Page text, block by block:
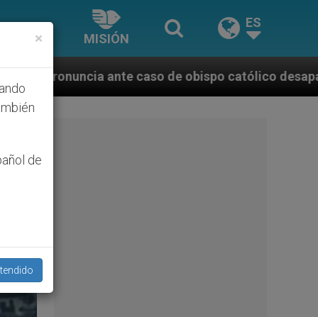
MISIÓN
ES
obispo católico desaparecido por la dictadura
×
de